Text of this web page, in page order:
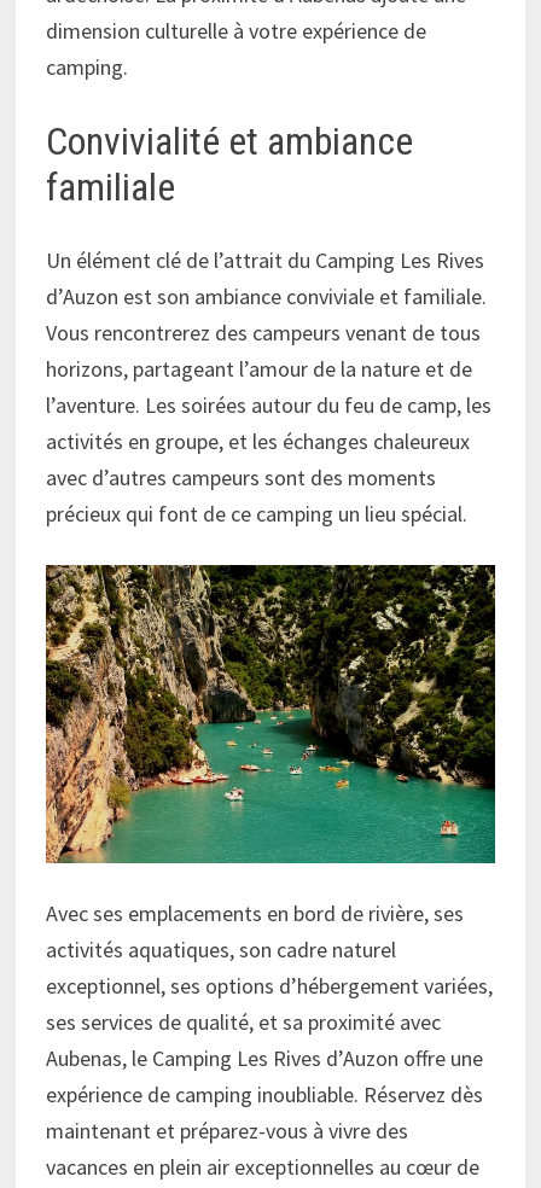
dimension culturelle à votre expérience de
camping.
Convivialité et ambiance
familiale
Un élément clé de l’attrait du Camping Les Rives
d’Auzon est son ambiance conviviale et familiale.
Vous rencontrerez des campeurs venant de tous
horizons, partageant l’amour de la nature et de
l’aventure. Les soirées autour du feu de camp, les
activités en groupe, et les échanges chaleureux
avec d’autres campeurs sont des moments
précieux qui font de ce camping un lieu spécial.
Avec ses emplacements en bord de rivière, ses
activités aquatiques, son cadre naturel
exceptionnel, ses options d’hébergement variées,
ses services de qualité, et sa proximité avec
Aubenas, le Camping Les Rives d’Auzon offre une
expérience de camping inoubliable. Réservez dès
maintenant et préparez-vous à vivre des
vacances en plein air exceptionnelles au cœur de